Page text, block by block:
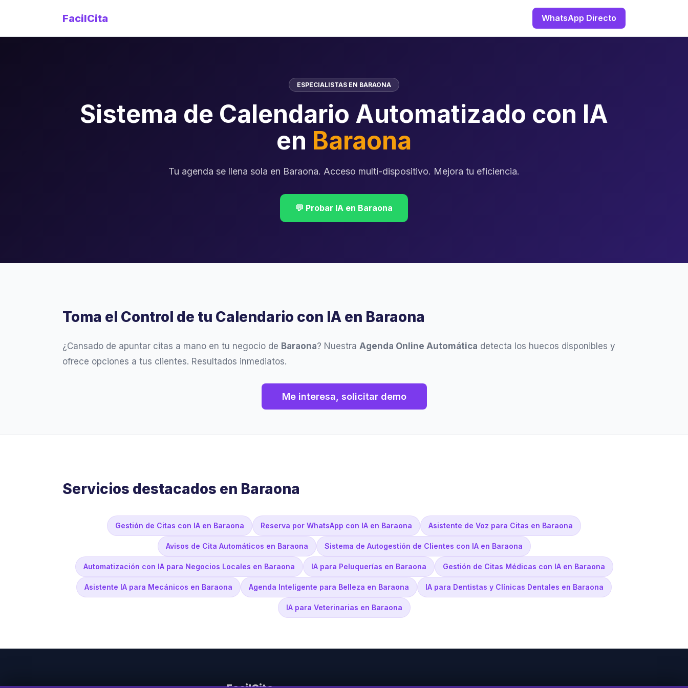
FacilCita WhatsApp Directo
ESPECIALISTAS EN BARAONA
Sistema de Calendario Automatizado con IA
en Baraona
Tu agenda se llena sola en Baraona. Acceso multi-dispositivo. Mejora tu eficiencia.
💬 Probar IA en Baraona
Toma el Control de tu Calendario con IA en Baraona
¿Cansado de apuntar citas a mano en tu negocio de Baraona? Nuestra Agenda Online Automática detecta los huecos disponibles y
ofrece opciones a tus clientes. Resultados inmediatos.
Me interesa, solicitar demo
Servicios destacados en Baraona
Gestión de Citas con IA en Baraona Reserva por WhatsApp con IA en Baraona Asistente de Voz para Citas en Baraona
Avisos de Cita Automáticos en Baraona Sistema de Autogestión de Clientes con IA en Baraona
Automatización con IA para Negocios Locales en Baraona IA para Peluquerías en Baraona Gestión de Citas Médicas con IA en Baraona
Asistente IA para Mecánicos en Baraona Agenda Inteligente para Belleza en Baraona IA para Dentistas y Clínicas Dentales en Baraona
IA para Veterinarias en Baraona